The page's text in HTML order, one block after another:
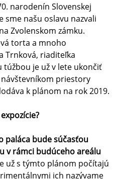
narodenín Slovenskej
sme našu oslavu nazvali
Zvolenskom zámku.
torta a mnoho
Trnková, riaditeľka
túžbou je už v lete ukončiť
priestory
k plánom na rok 2019.
paláca bude súčasťou
v rámci budúceho areálu
už s týmto plánom počítajú
ich nazývame